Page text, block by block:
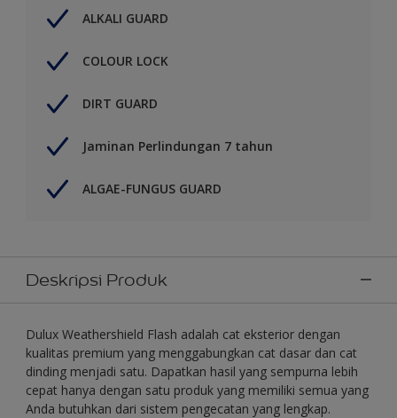
ALKALI GUARD
COLOUR LOCK
DIRT GUARD
Jaminan Perlindungan 7 tahun
ALGAE-FUNGUS GUARD
Deskripsi Produk
Dulux Weathershield Flash adalah cat eksterior dengan
kualitas premium yang menggabungkan cat dasar dan cat
dinding menjadi satu. Dapatkan hasil yang sempurna lebih
cepat hanya dengan satu produk yang memiliki semua yang
Anda butuhkan dari sistem pengecatan yang lengkap.